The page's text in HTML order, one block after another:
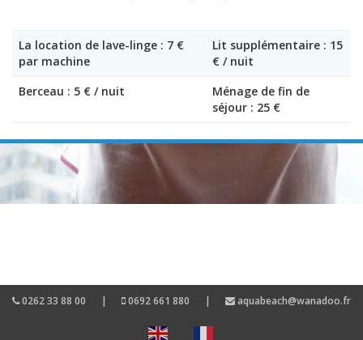
La location de lave-linge : 7 €
par machine
Lit supplémentaire : 15
€ / nuit
Berceau : 5 € / nuit
Ménage de fin de
séjour : 25 €
0262 33 88 00 | 0692 661 880 | aquabeach@wanadoo.fr